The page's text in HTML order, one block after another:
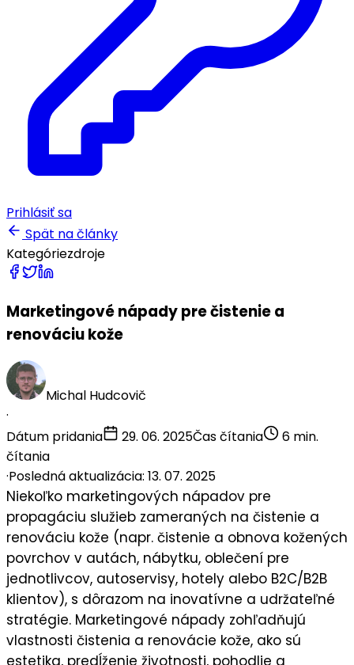
Prihlásiť sa
Spät na články
Kategóriezdroje
Marketingové nápady pre čistenie a
renováciu kože
Michal Hudcovič
·
Dátum pridania
29. 06. 2025Čas čítania
6 min.
čítania
·Posledná aktualizácia: 13. 07. 2025
Niekoľko marketingových nápadov pre
propagáciu služieb zameraných na čistenie a
renováciu kože (napr. čistenie a obnova kožených
povrchov v autách, nábytku, oblečení pre
jednotlivcov, autoservisy, hotely alebo B2C/B2B
klientov), s dôrazom na inovatívne a udržateľné
stratégie. Marketingové nápady zohľadňujú
vlastnosti čistenia a renovácie kože, ako sú